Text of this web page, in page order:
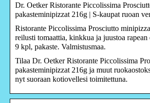
Dr. Oetker Ristorante Piccolissima
pakasteminipizzat 216g | S-kaupat ruoan
Ristorante Piccolissima Prosciutto
reilusti tomaattia, kinkkua ja juustoa
9 kpl, pakaste. Valmistusmaa.
Tilaa Dr. Oetker Ristorante Piccolissima
pakasteminipizzat 216g ja muut
nyt suoraan kotiovellesi toimitettuna.